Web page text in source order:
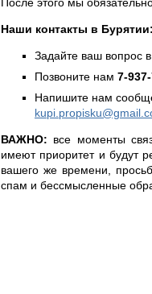
Наши контакты в
Задайте ваш вопрос
Позвоните нам 7-
Напишите нам
ВАЖНО: все моменты
имеют приоритет и будут
вашего же времени,
спам и бессмысленные